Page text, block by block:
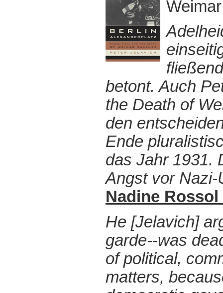
betont. Auch
the Death of
den
Ende
das Jahr 1931.
Angst vor Nazi-
Nadine
He [Jelavich]
garde--was
of political,
matters,